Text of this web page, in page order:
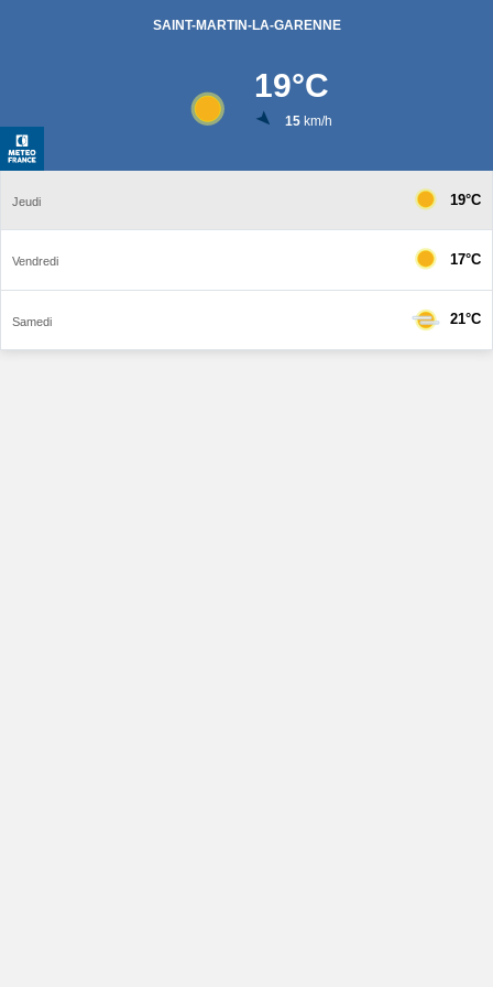
SAINT-MARTIN-LA-GARENNE
19°C
15km/h
Jeudi 19°C
Vendredi 17°C
Samedi 21°C